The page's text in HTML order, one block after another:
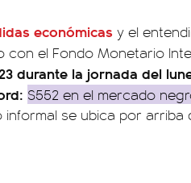
económicas y el
el Fondo Monetario
durante la jornada del
$552 en el mercado
se ubica por arriba